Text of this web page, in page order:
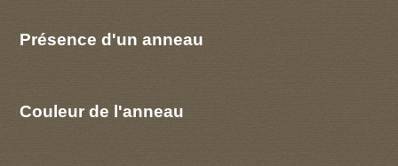
Présence d'un anneau
Couleur de l'anneau